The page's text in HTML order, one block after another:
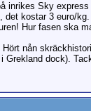
inrikes Sky
kostar 3 euro/
Hur fasen ska
nån
Grekland dock).